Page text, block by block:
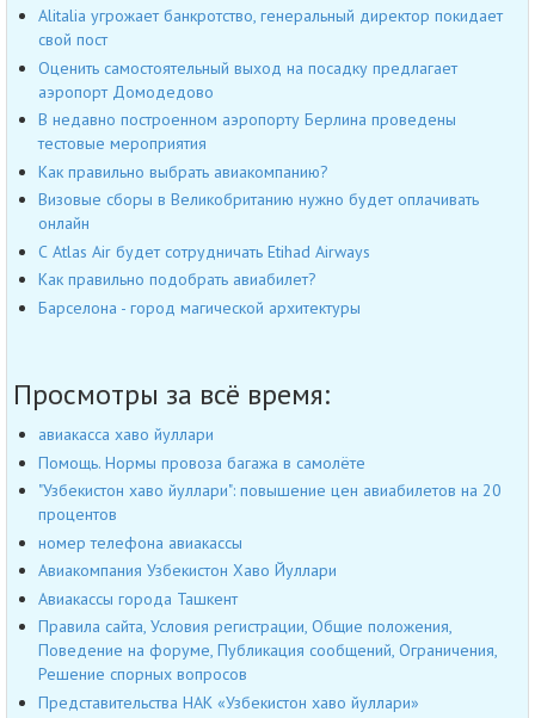
Alitalia угрожает банкротство, генеральный директор покидает
свой пост
Оценить самостоятельный выход на посадку предлагает
аэропорт Домодедово
В недавно построенном аэропорту Берлина проведены
тестовые мероприятия
Как правильно выбрать авиакомпанию?
Визовые сборы в Великобританию нужно будет оплачивать
онлайн
С Atlas Air будет сотрудничать Etihad Airways
Как правильно подобрать авиабилет?
Барселона - город магической архитектуры
Просмотры за всё время:
авиакасса хаво йуллари
Помощь. Нормы провоза багажа в самолёте
"Узбекистон хаво йуллари": повышение цен авиабилетов на 20
процентов
номер телефона авиакассы
Авиакомпания Узбекистон Хаво Йуллари
Авиакассы города Ташкент
Правила сайта, Условия регистрации, Общие положения,
Поведение на форуме, Публикация сообщений, Ограничения,
Решение спорных вопросов
Представительства НАК «Узбекистон хаво йуллари»